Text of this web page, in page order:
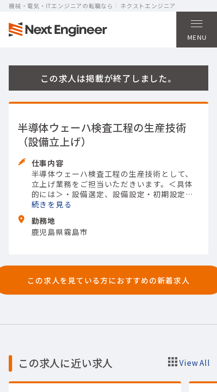
機械・電気・ITエンジニアの転職なら ネクストエンジニア
MENU
この求人は掲載が終了しました。
半導体ウェーハ検査工程の生産技術
（設備立上げ）
仕事内容
半導体ウェーハ検査工程の生産技術として、
立上げ業務をご担当いただきいます。 ＜具体
的には＞ ・設備選定、設備設定 ・初期設定、
試運転 ・立上げ評価
製品】(半導体関連)半導体ウエハ
ル】その他
続きを
勤務地
鹿児島県霧島市
この求人を見ている方におすすめの新着求人
この求人に近い求人 View All